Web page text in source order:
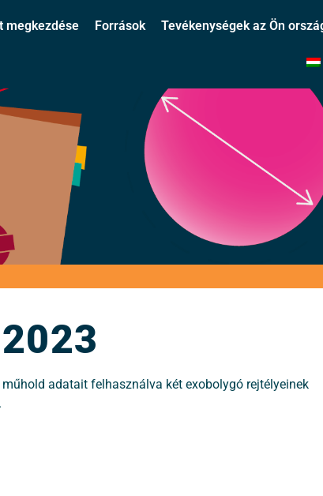
megkezdése Források Tevékenységek az Ön
adatait felhasználva két exobolygó rejtélyeinek